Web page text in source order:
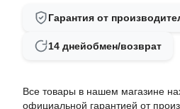
Гарантия от
14 днейобмен/возврат
Все товары в нашем магазине
официальной гарантией от